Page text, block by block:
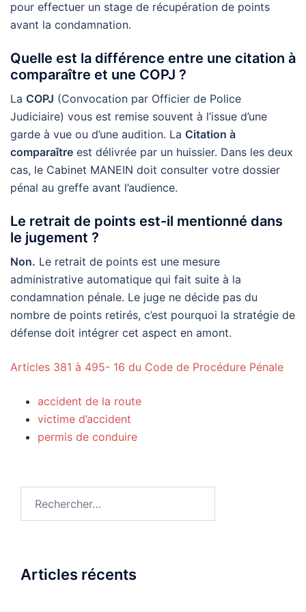
pour effectuer un stage de récupération de points
avant la condamnation.
Quelle est la différence entre une citation à
comparaître et une COPJ ?
La COPJ (Convocation par Officier de Police
Judiciaire) vous est remise souvent à l’issue d’une
garde à vue ou d’une audition. La Citation à
comparaître est délivrée par un huissier. Dans les deux
cas, le Cabinet MANEIN doit consulter votre dossier
pénal au greffe avant l’audience.
Le retrait de points est-il mentionné dans
le jugement ?
Non. Le retrait de points est une mesure
administrative automatique qui fait suite à la
condamnation pénale. Le juge ne décide pas du
nombre de points retirés, c’est pourquoi la stratégie de
défense doit intégrer cet aspect en amont.
Articles 381 à 495- 16 du Code de Procédure Pénale
accident de la route
victime d’accident
permis de conduire
Articles récents